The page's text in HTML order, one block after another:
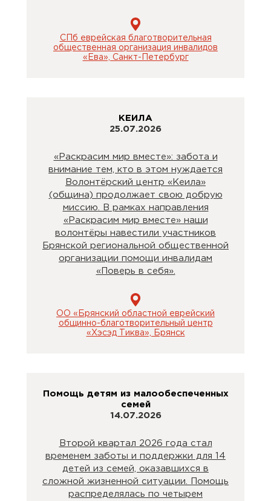
СПб еврейская благотворительная
общественная организация инвалидов
«Ева», Санкт-Петербург
КЕИЛА
25.07.2026
«Раскрасим мир вместе»: забота и
внимание тем, кто в этом нуждается
Волонтёрский центр «Кеила»
(община) продолжает свою добрую
миссию. В рамках направления
«Раскрасим мир вместе» наши
волонтёры навестили участников
Брянской региональной общественной
организации помощи инвалидам
«Поверь в себя».
ОО «Брянский областной еврейский
общинно-благотворительный центр
«Хэсэд Тиква», Брянск
Помощь детям из малообеспеченных
семей
14.07.2026
Второй квартал 2026 года стал
временем заботы и поддержки для 14
детей из семей, оказавшихся в
сложной жизненной ситуации. Помощь
распределялась по четырем